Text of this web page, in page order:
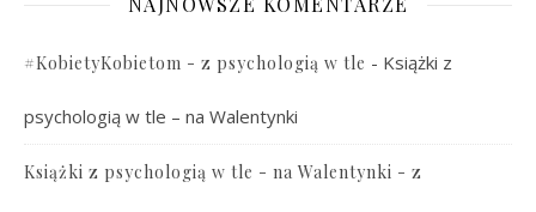
#KobietyKobietom - z psychologią w tle - Książki z
psychologią w tle – na Walentynki
Książki z psychologią w tle - na Walentynki - z